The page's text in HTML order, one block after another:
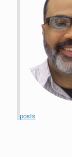
posts